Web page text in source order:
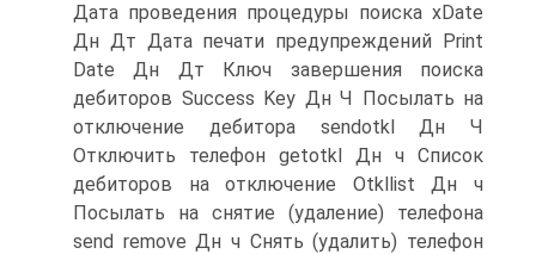
Дата проведения процедуры поиска xDate
Дн Дт Дата печати предупреждений Print
Date Дн Дт Ключ завершения поиска
дебиторов Success Key Дн Ч Посылать на
отключение дебитора sendotkl Дн Ч
Отключить телефон getotkl Дн ч Список
дебиторов на отключение Otkllist Дн ч
Посылать на снятие (удаление) телефона
send remove Дн ч Снять (удалить) телефон